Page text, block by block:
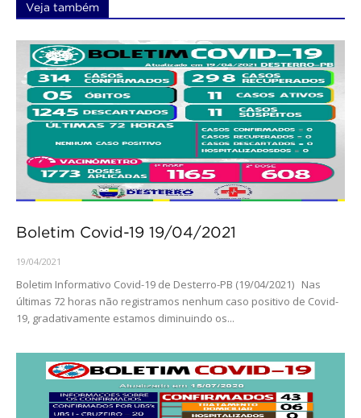
Veja também
Boletim Covid-19 19/04/2021
19/04/2021
Boletim Informativo Covid-19 de Desterro-PB (19/04/2021) Nas
últimas 72 horas não registramos nenhum caso positivo de Covid-
19, gradativamente estamos diminuindo os...